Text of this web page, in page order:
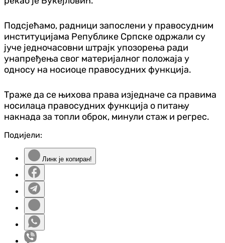
Подсјећамо, радници запослени у правосудним
институцијама Републике Српске одржали су
јуче једночасовни штрајк упозорења ради
унапређења свог материјалног положаја у
односу на носиоце правосудних функција.
Траже да се њихова права изједначе са правима
носилаца правосудних функција о питању
накнада за топли оброк, минули стаж и регрес.
Подијели:
Линк је копиран!